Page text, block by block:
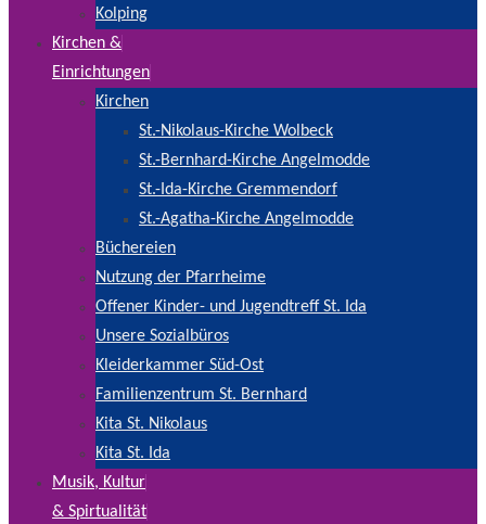
Kolping
Kirchen &
Einrichtungen
Kirchen
St.-Nikolaus-Kirche Wolbeck
St.-Bernhard-Kirche Angelmodde
St.-Ida-Kirche Gremmendorf
St.-Agatha-Kirche Angelmodde
Büchereien
Nutzung der Pfarrheime
Offener Kinder- und Jugendtreff St. Ida
Unsere Sozialbüros
Kleiderkammer Süd-Ost
Familienzentrum St. Bernhard
Kita St. Nikolaus
Kita St. Ida
Musik, Kultur
& Spirtualität